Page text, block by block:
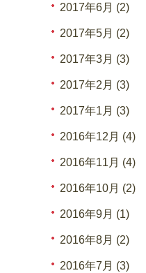
2017年6月 (2)
2017年5月 (2)
2017年3月 (3)
2017年2月 (3)
2017年1月 (3)
2016年12月 (4)
2016年11月 (4)
2016年10月 (2)
2016年9月 (1)
2016年8月 (2)
2016年7月 (3)